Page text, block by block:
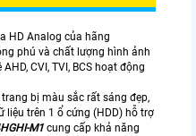
HD Analog của hãng
phú và chất lượng hình ảnh
CVI, TVI, BCS hoạt động
bị màu sắc rất sáng đẹp,
liệu trên 1 ổ cứng (HDD) hỗ trợ
M1 cung cấp khả năng